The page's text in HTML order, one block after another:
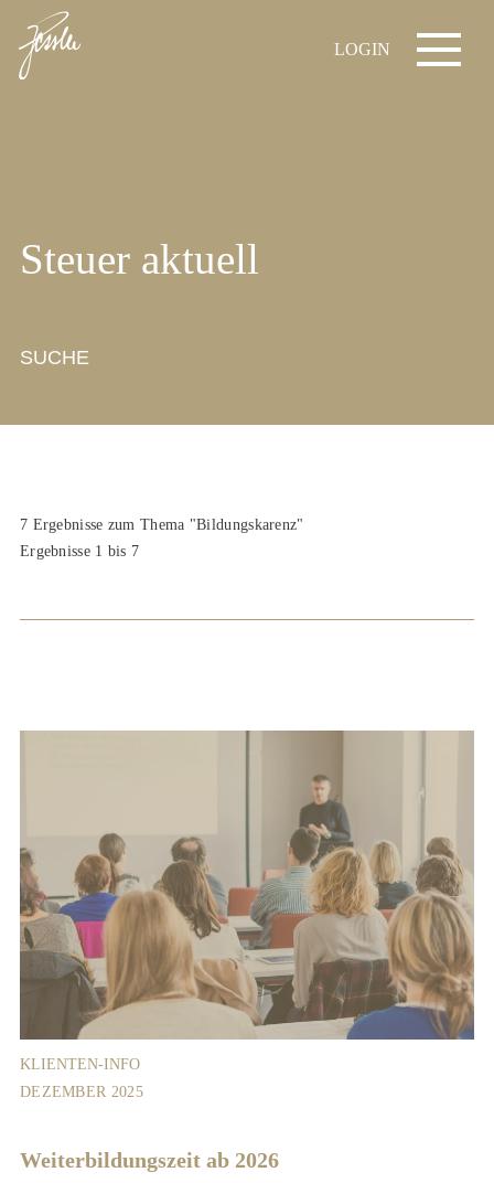
LOGIN
Steuer aktuell
SUCHE
7 Ergebnisse zum Thema "Bildungskarenz"
Ergebnisse 1 bis 7
KLIENTEN-INFO
DEZEMBER 2025
Weiterbildungszeit ab 2026